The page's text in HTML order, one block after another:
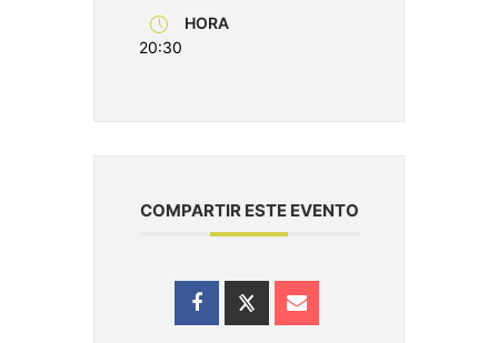
HORA
20:30
COMPARTIR ESTE EVENTO